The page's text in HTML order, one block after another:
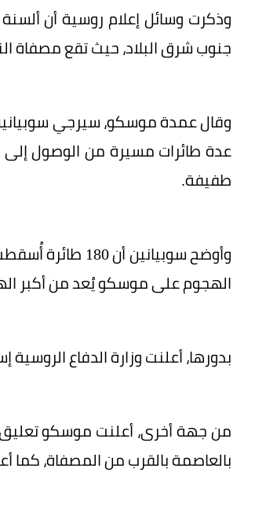
وذكرت وسائل إعلام روسية أن
جنوب شرق البلاد، حيث تقع مصفاة
وقال عمدة موسكو، سيرجي
عدة طائرات مسيرة من الوصول إلى
طفيفة.
وأوضح
الهجوم على موسكو يُعد من أكبر
بدورها، أعلنت وزارة الدفاع الروسية إسقاط 555 طائرة مسيرة في
من جهة أخرى، أعلنت موسكو تعليق
بالعاصمة بالقرب من المصفاة، كما